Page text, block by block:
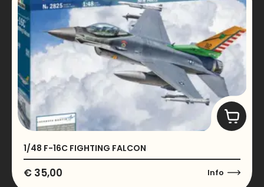
1/48 F-16C FIGHTING FALCON
€ 35,00 Info